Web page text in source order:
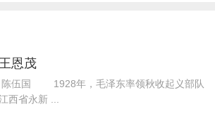
恩茂
伍国 1928年，毛泽东率领秋收起义部队
西省永新 ...